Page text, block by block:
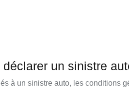
un sinistre
à un sinistre auto, les conditions